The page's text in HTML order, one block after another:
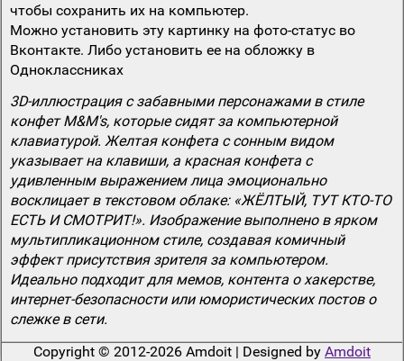
чтобы сохранить их на компьютер.
Можно установить эту картинку на фото-статус во
Вконтакте. Либо установить ее на обложку в
Одноклассниках
3D-иллюстрация с забавными персонажами в стиле
конфет M&M's, которые сидят за компьютерной
клавиатурой. Желтая конфета с сонным видом
указывает на клавиши, а красная конфета с
удивленным выражением лица эмоционально
восклицает в текстовом облаке: «ЖЁЛТЫЙ, ТУТ КТО-ТО
ЕСТЬ И СМОТРИТ!». Изображение выполнено в ярком
мультипликационном стиле, создавая комичный
эффект присутствия зрителя за компьютером.
Идеально подходит для мемов, контента о хакерстве,
интернет-безопасности или юмористических постов о
слежке в сети.
Copyright © 2012-2026 Amdoit | Designed by Amdoit